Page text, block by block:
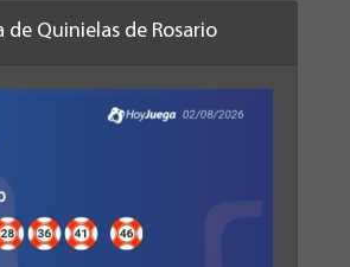
de Quinielas de Rosario